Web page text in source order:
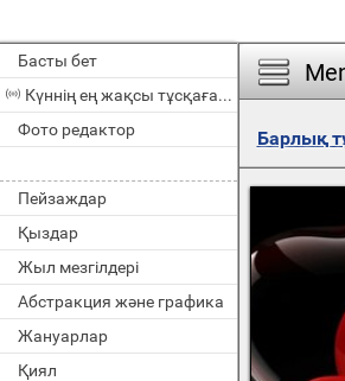
Басты бет
Күннің ең жақсы тұсқағазы
Фото редактор
Пейзаждар
Қыздар
Жыл мезгілдері
Абстракция және графика
Жануарлар
Қиял
Барлық